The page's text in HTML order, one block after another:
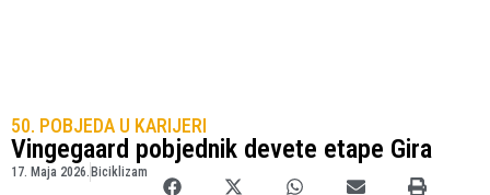
50. POBJEDA U KARIJERI
Vingegaard pobjednik devete etape Gira
17. Maja 2026. Biciklizam